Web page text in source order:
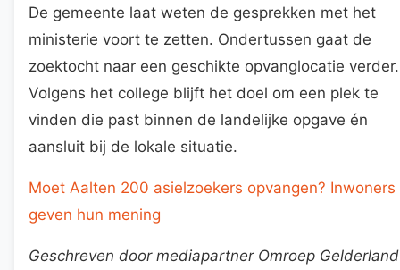
De gemeente laat weten de gesprekken met het
ministerie voort te zetten. Ondertussen gaat de
zoektocht naar een geschikte opvanglocatie verder.
Volgens het college blijft het doel om een plek te
vinden die past binnen de landelijke opgave én
aansluit bij de lokale situatie.
Moet Aalten 200 asielzoekers opvangen? Inwoners
geven hun mening
Geschreven door mediapartner Omroep Gelderland